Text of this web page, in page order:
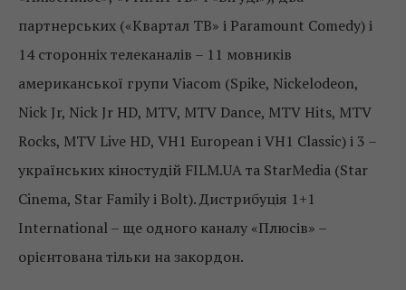
партнерських («Квартал ТВ» і Paramount Comedy) і
14 сторонніх телеканалів – 11 мовників
американської групи Viacom (Spike, Nickelodeon,
Nick Jr, Nick Jr HD, MTV, MTV Dance, MTV Hits, MTV
Rocks, MTV Live HD, VH1 European і VH1 Classiс) і 3 –
українських кіностудій FILM.UA та StarMedia (Star
Cinema, Star Family і Bolt). Дистрибуція 1+1
International – ще одного каналу «Плюсів» –
орієнтована тільки на закордон.